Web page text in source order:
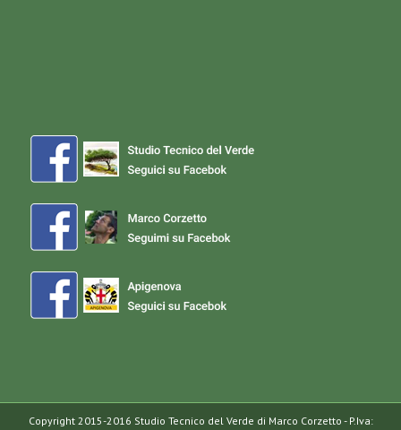
Copyright 2015-2016 Studio Tecnico del Verde di Marco Corzetto - P.Iva: